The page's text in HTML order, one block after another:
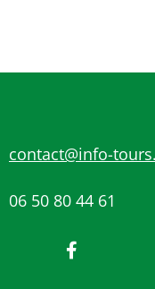
contact@info-
06 50 80 44 61